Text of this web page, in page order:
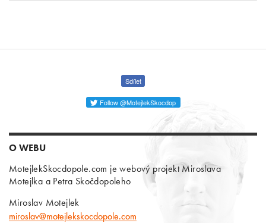
Sdílet
Follow @MotejlekSkocdop
O WEBU
MotejlekSkocdopole.com je webový projekt Miroslava
Motejlka a Petra Skočdopoleho
Miroslav Motejlek
miroslav@motejlekskocdopole.com